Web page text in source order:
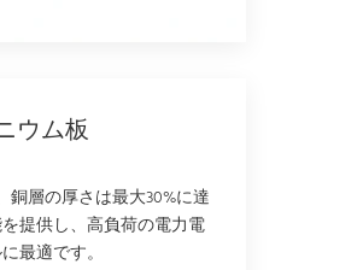
ウム板
銅層の厚さは最大30%に達
提供し、高負荷の電力電
最適です。